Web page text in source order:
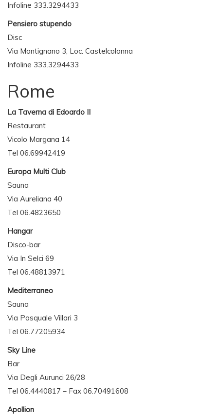
Infoline 333.3294433
Pensiero stupendo
Disc
Via Montignano 3, Loc. Castelcolonna
Infoline 333.3294433
Rome
La Taverna di Edoardo II
Restaurant
Vicolo Margana 14
Tel 06.69942419
Europa Multi Club
Sauna
Via Aureliana 40
Tel 06.4823650
Hangar
Disco-bar
Via In Selci 69
Tel 06.48813971
Mediterraneo
Sauna
Via Pasquale Villari 3
Tel 06.77205934
Sky Line
Bar
Via Degli Aurunci 26/28
Tel 06.4440817 – Fax 06.70491608
Apollion